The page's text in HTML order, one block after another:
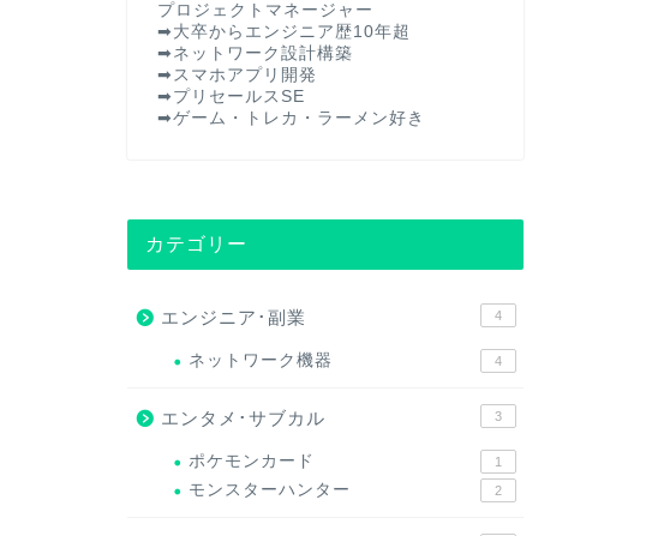
プロジェクトマネージャー
➡︎大卒からエンジニア歴10年超
➡︎ネットワーク設計構築
➡︎スマホアプリ開発
➡︎プリセールスSE
➡︎ゲーム・トレカ・ラーメン好き
カテゴリー
エンジニア･副業 4
ネットワーク機器 4
エンタメ･サブカル 3
ポケモンカード 1
モンスターハンター 2